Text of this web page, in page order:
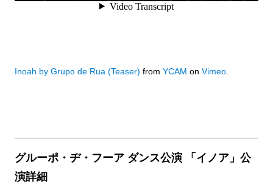
Inoah by Grupo de Rua (Teaser) from YCAM on Vimeo.
グルーポ・ヂ・フーア ダンス公演 「イノア」公
演詳細